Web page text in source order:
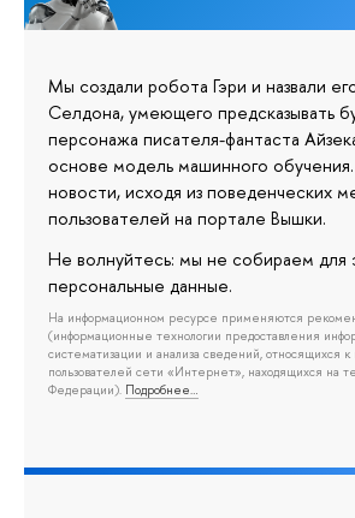
Мы создали робота Гэри и назвали
Селдона, умеющего предсказывать
персонажа писателя-фантаста
основе модель машинного
новости, исходя из поведенческих
пользователей на портале Вышки.
Не волнуйтесь: мы не собираем для
персональные данные.
На информационном ресурсе применяются
(информационные технологии предоставления
систематизации и анализа сведений, относящихся
пользователей сети «Интернет», находящихся на
Федерации). Подробнее…